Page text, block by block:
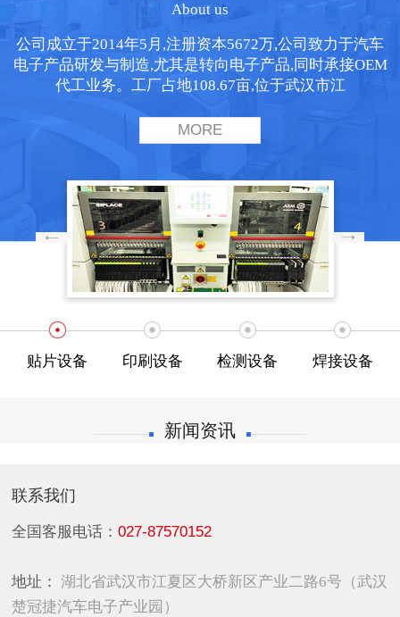
About us
公司成立于2014年5月,注册资本5672万,公司致力于汽车
电子产品研发与制造,尤其是转向电子产品,同时承接OEM
代工业务。工厂占地108.67亩,位于武汉市江
MORE
贴片设备 印刷设备 检测设备 焊接设备
新闻资讯
联系我们
全国客服电话：027-87570152
地址： 湖北省武汉市江夏区大桥新区产业二路6号（武汉
楚冠捷汽车电子产业园）